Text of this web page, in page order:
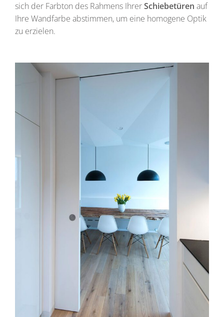
sich der Farbton des Rahmens IhrerSchiebetüren auf
Ihre Wandfarbe abstimmen, um eine homogene Optik
zu erzielen.